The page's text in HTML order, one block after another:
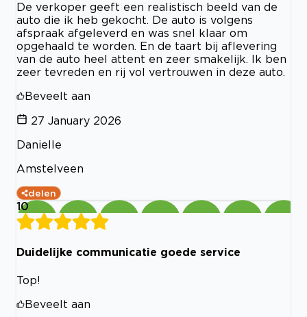
De verkoper geeft een realistisch beeld van de
auto die ik heb gekocht. De auto is volgens
afspraak afgeleverd en was snel klaar om
opgehaald te worden. En de taart bij aflevering
van de auto heel attent en zeer smakelijk. Ik ben
zeer tevreden en rij vol vertrouwen in deze auto.
Beveelt aan
27 January 2026
Danielle
Amstelveen
delen
10
Duidelijke communicatie goede service
Top!
Beveelt aan